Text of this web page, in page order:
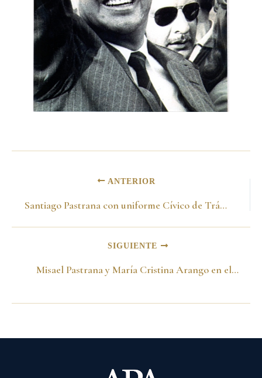
ANTERIOR
Santiago Pastrana con uniforme Cívico de Tránsito. Bogotá 1988
SIGUIENTE
Misael Pastrana y María Cristina Arango en el Palacio de San Carlos. Bogotá 7 de agosto de 1970